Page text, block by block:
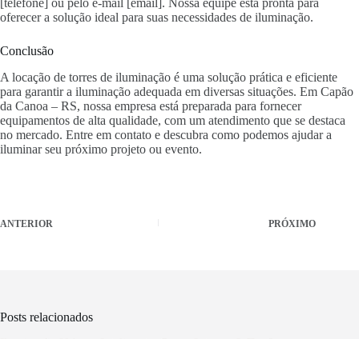
[telefone] ou pelo e-mail [email]. Nossa equipe está pronta para
oferecer a solução ideal para suas necessidades de iluminação.
Conclusão
A locação de torres de iluminação é uma solução prática e eficiente
para garantir a iluminação adequada em diversas situações. Em Capão
da Canoa – RS, nossa empresa está preparada para fornecer
equipamentos de alta qualidade, com um atendimento que se destaca
no mercado. Entre em contato e descubra como podemos ajudar a
iluminar seu próximo projeto ou evento.
ANTERIOR PRÓXIMO
Posts relacionados